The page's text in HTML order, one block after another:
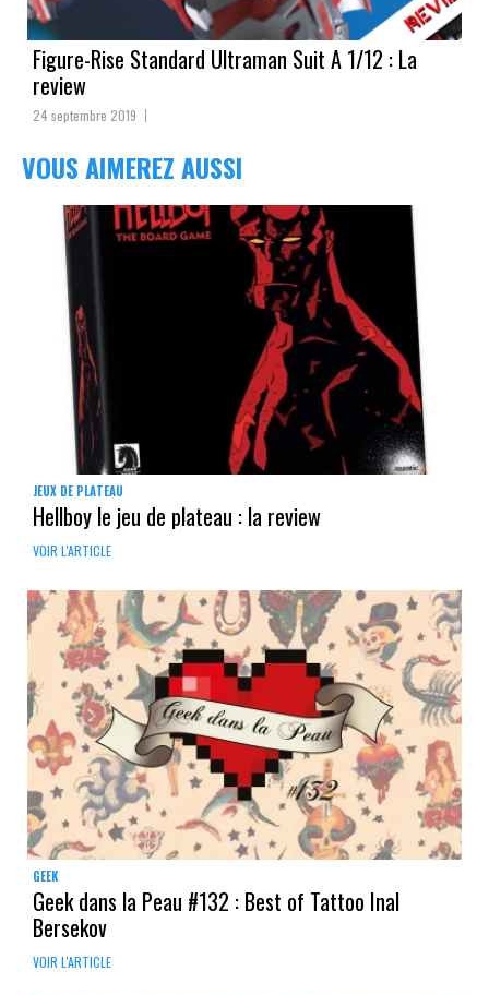
Figure-Rise Standard Ultraman Suit A 1/12 : La
review
24 septembre 2019
VOUS AIMEREZ AUSSI
JEUX DE PLATEAU
Hellboy le jeu de plateau : la review
VOIR L'ARTICLE
GEEK
Geek dans la Peau #132 : Best of Tattoo Inal
Bersekov
VOIR L'ARTICLE